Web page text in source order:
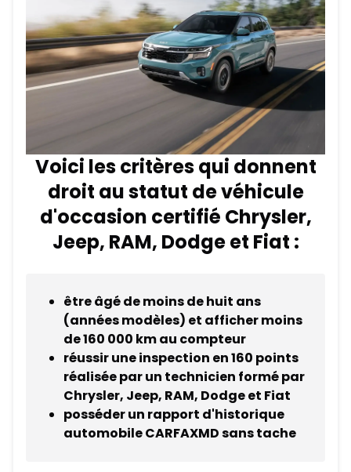
Voici les critères qui donnent
droit au statut de véhicule
d'occasion certifié Chrysler,
Jeep, RAM, Dodge et Fiat :
être âgé de moins de huit ans
(années modèles) et afficher moins
de 160 000 km au compteur
réussir une inspection en 160 points
réalisée par un technicien formé par
Chrysler, Jeep, RAM, Dodge et Fiat
posséder un rapport d'historique
automobile CARFAXMD sans tache